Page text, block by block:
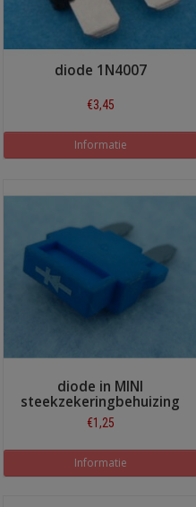
diode 1N4007
€3,45
Informatie
diode in MINI
steekzekeringbehuizing
€1,25
Informatie